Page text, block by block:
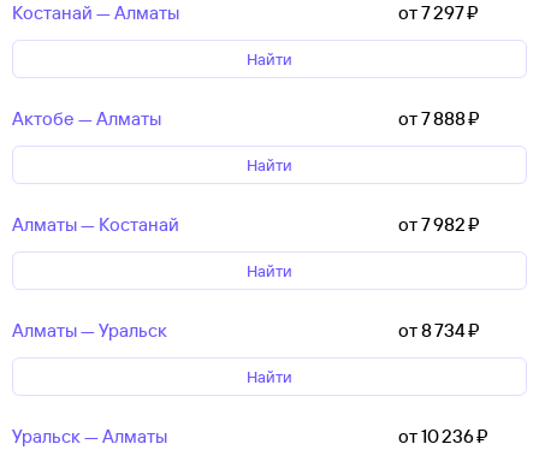
Костанай — Алматы от 7 ⁠297 ⁠₽
Найти
Актобе — Алматы от 7 ⁠888 ⁠₽
Найти
Алматы — Костанай от 7 ⁠982 ⁠₽
Найти
Алматы — Уральск от 8 ⁠734 ⁠₽
Найти
Уральск — Алматы от 10 ⁠236 ⁠₽